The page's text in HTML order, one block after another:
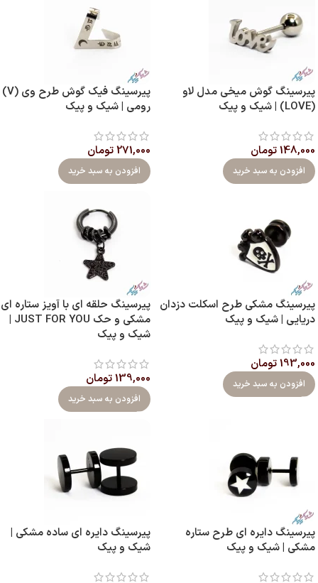
پیرسینگ گوش میخی مدل لاو
(LOVE) | شیک و پیک
148,000تومان
افزودن به سبد خرید
پیرسینگ فیک گوش طرح وی (V)
رومی | شیک و پیک
271,000تومان
افزودن به سبد خرید
پیرسینگ مشکی طرح اسکلت دزدان
دریایی | شیک و پیک
193,000تومان
افزودن به سبد خرید
پیرسینگ حلقه ای با آویز ستاره ای
مشکی و حک JUST FOR YOU |
شیک و پیک
139,000تومان
افزودن به سبد خرید
پیرسینگ دایره ای طرح ستاره
مشکی | شیک و پیک
پیرسینگ دایره ای ساده مشکی |
شیک و پیک